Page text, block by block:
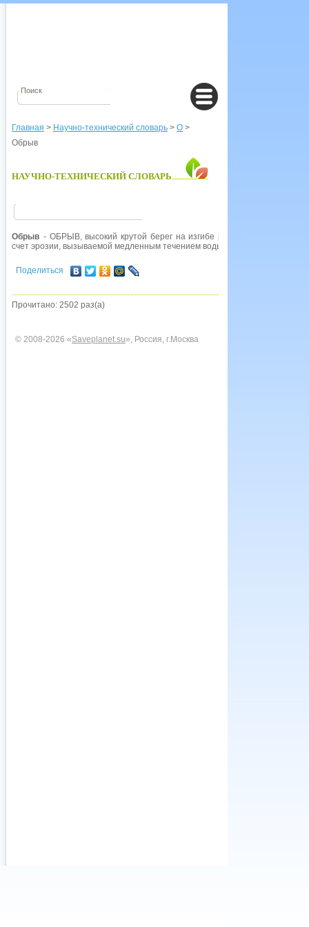
Главная > Научно-технический словарь > О >
Обрыв
НАУЧНО-ТЕХНИЧЕСКИЙ СЛОВАРЬ
Обрыв - ОБРЫВ, высокий крутой берег на изгибе реки. Обрывы
счет эрозии, вызываемой медленным течением воды. Обрывы иногда
Поделиться
Прочитано: 2502 раз(а)
© 2008-2026 «Saveplanet.su», Россия, г.Москва